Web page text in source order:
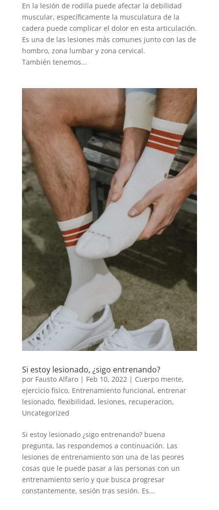
En la lesión de rodilla puede afectar la debilidad
muscular, específicamente la musculatura de la
cadera puede complicar el dolor en esta articulación.
Es una de las lesiones más comunes junto con las de
hombro, zona lumbar y zona cervical.
También tenemos...
Si estoy lesionado, ¿sigo entrenando?
por Fausto Alfaro| Feb 10, 2022| Cuerpo mente,
ejercicio fisico, Entrenamiento funcional, entrenar
lesionado, flexibilidad, lesiones, recuperacion,
Uncategorized
Si estoy lesionado ¿sigo entrenando? buena
pregunta, las respondemos a continuación. Las
lesiones de entrenamiento son una de las peores
cosas que le puede pasar a las personas con un
entrenamiento serio y que busca progresar
constantemente, sesión tras sesión. Es...